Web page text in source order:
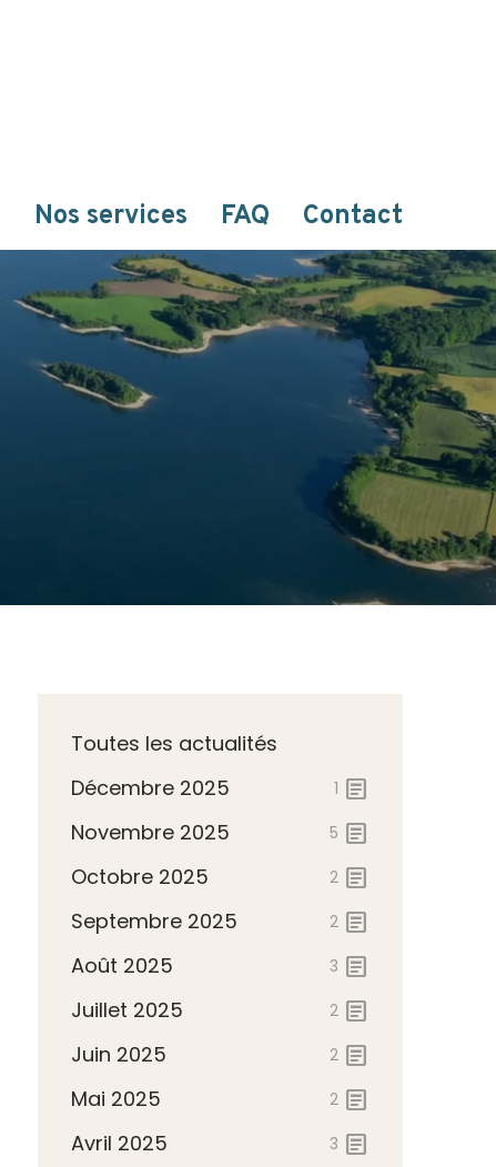
Nos services FAQ Contact
Toutes les actualités
Décembre 2025
1 article
Novembre 2025 5 article
Octobre 2025 2 article
Septembre 2025 2 article
Août 2025 3 article
Juillet 2025 2 article
Juin 2025 2 article
Mai 2025 2 article
Avril 2025 3 article